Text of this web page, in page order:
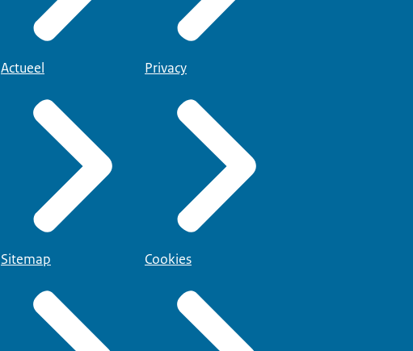
Actueel
Sitemap
Privacy
Cookies